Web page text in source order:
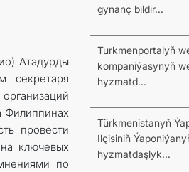
Атадурды
секретаря
Филиппинах
провести
ключевых
по
gynanç bildir...
Turkmenportalyň
kompaniýasynyň
hyzmatd...
Türkmenistanyň
Ilçisiniň
hyzmatdaşlyk...